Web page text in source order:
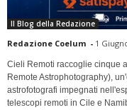
Il Blog della Redazione
Redazione Coelum - 1
Cieli Remoti raccoglie cinque
Remote Astrophotography),
astrofotografi impegnati
telescopi remoti in Cile e